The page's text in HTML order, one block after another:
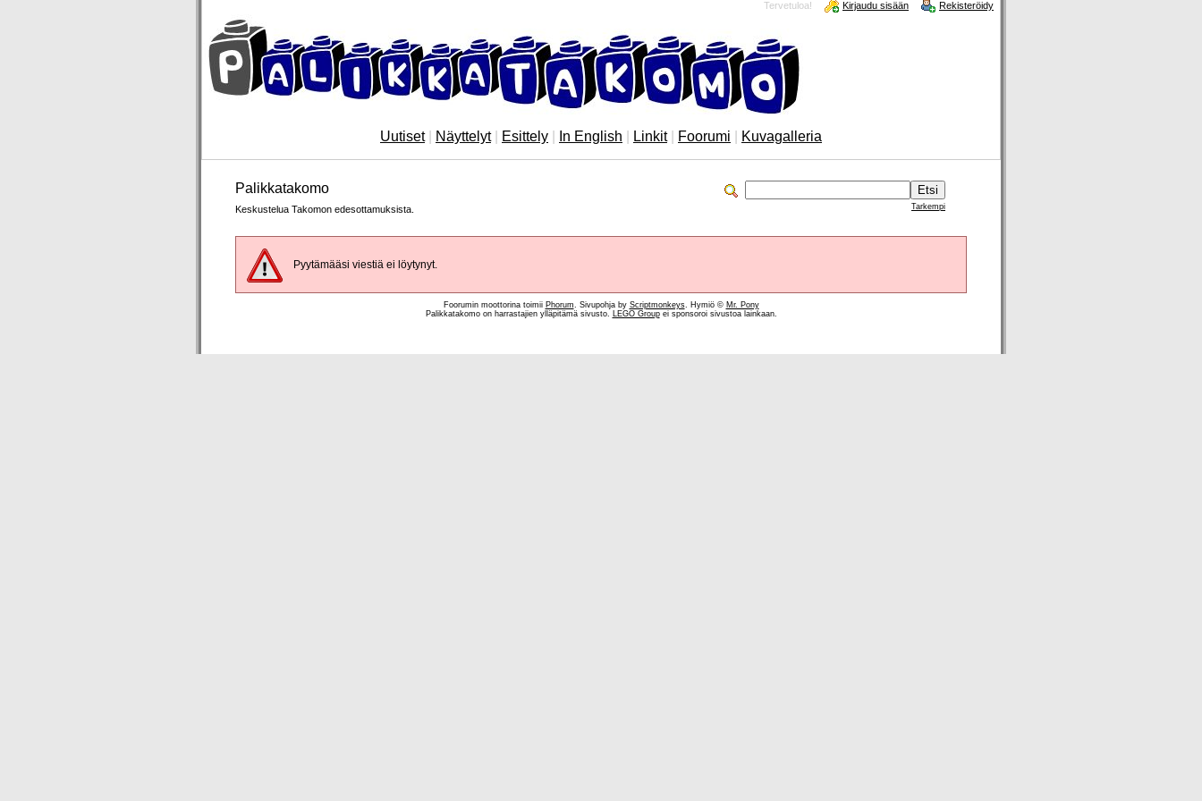
Tervetuloa! Kirjaudu sisään Rekisteröidy
Uutiset| Näyttelyt| Esittely In English Linkit| Foorumi Kuvagalleria
Tarkempi
Palikkatakomo
Keskustelua Takomon edesottamuksista.
Pyytämääsi viestiä ei löytynyt.
Foorumin moottorina toimii Phorum. Sivupohja by Scriptmonkeys. Hymiö © Mr. Pony
Palikkatakomo on harrastajien ylläpitämä sivusto. LEGO Groupei sponsoroi sivustoa lainkaan.